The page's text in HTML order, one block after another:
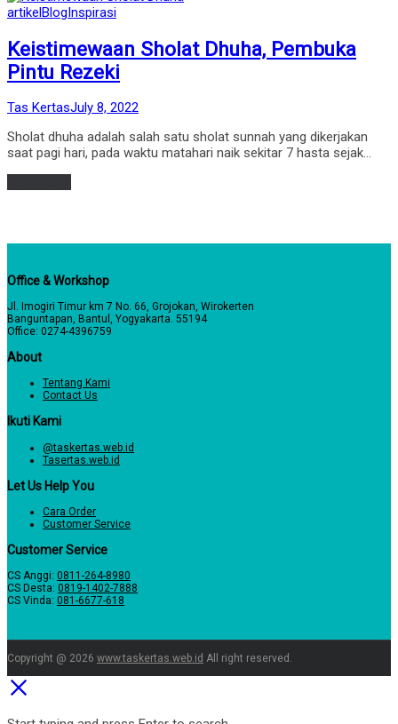
Posted
artikelBlogInspirasi
Keistimewaan Sholat Dhuha, Pembuka
Pintu Rezeki
by
Tas KertasPosted
July 8, 2022
Sholat dhuha adalah salah satu sholat sunnah yang dikerjakan
saat pagi hari, pada waktu matahari naik sekitar 7 hasta sejak…
Office & Workshop
Jl. Imogiri Timur km 7 No. 66, Grojokan, Wirokerten
Banguntapan, Bantul, Yogyakarta. 55194
Office: 0274-4396759
About
Tentang Kami
Contact Us
Ikuti Kami
@taskertas.web.id
Tasertas.web.id
Let Us Help You
Cara Order
Customer Service
Customer Service
CS Anggi: 0811-264-8980
CS Desta: 0819-1402-7888
CS Vinda: 081-6677-618
Copyright @ 2026 www.taskertas.web.id All right reserved.